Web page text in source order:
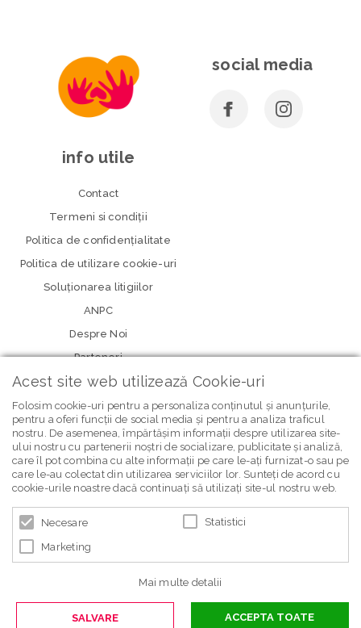
© 2026 BEBE BRANDS | POWERED BYBLUGENTO
social media
info utile
Contact
Termeni si condiţii
Politica de confidenţialitate
Politica de utilizare cookie-uri
Soluționarea litigiilor
ANPC
Despre Noi
Parteneri
newsletter Bebe Brands
Acest site web utilizează Cookie-uri
Folosim cookie-uri pentru a personaliza conținutul și anunțurile,
pentru a oferi funcții de social media și pentru a analiza traficul
nostru. De asemenea, împărtășim informații despre utilizarea site-
ului nostru cu partenerii noștri de socializare, publicitate și analiză,
care îl pot combina cu alte informații pe care le-ați furnizat-o sau pe
care le-au colectat din utilizarea serviciilor lor. Sunteți de acord cu
cookie-urile noastre dacă continuați să utilizați site-ul nostru web.
Necesare Statistici
Marketing
Mai multe detalii
SALVARE ACCEPTA TOATE